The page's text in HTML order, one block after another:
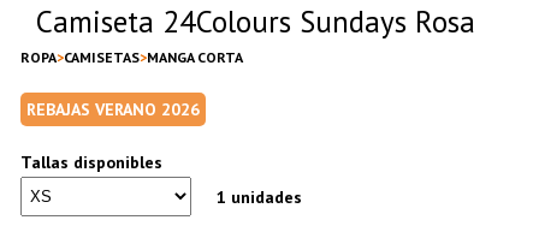
Camiseta 24Colours Sundays Rosa
ROPA CAMISETAS MANGA CORTA
REBAJAS VERANO 2026
Tallas disponibles
1 unidades